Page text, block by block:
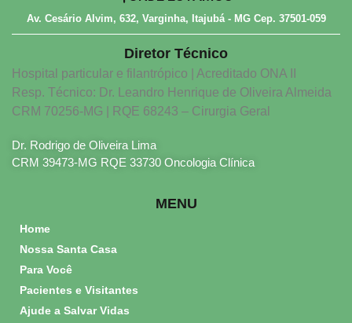
Av. Cesário Alvim, 632, Varginha, Itajubá - MG Cep. 37501-059
Diretor Técnico
Hospital particular e filantrópico | Acreditado ONA II
Resp. Técnico: Dr. Leandro Henrique de Oliveira Almeida
CRM 70256-MG | RQE 68243 – Cirurgia Geral
Dr. Rodrigo de Oliveira Lima
CRM 39473-MG RQE 33730 Oncologia Clínica
MENU
Home
Nossa Santa Casa
Para Você
Pacientes e Visitantes
Ajude a Salvar Vidas